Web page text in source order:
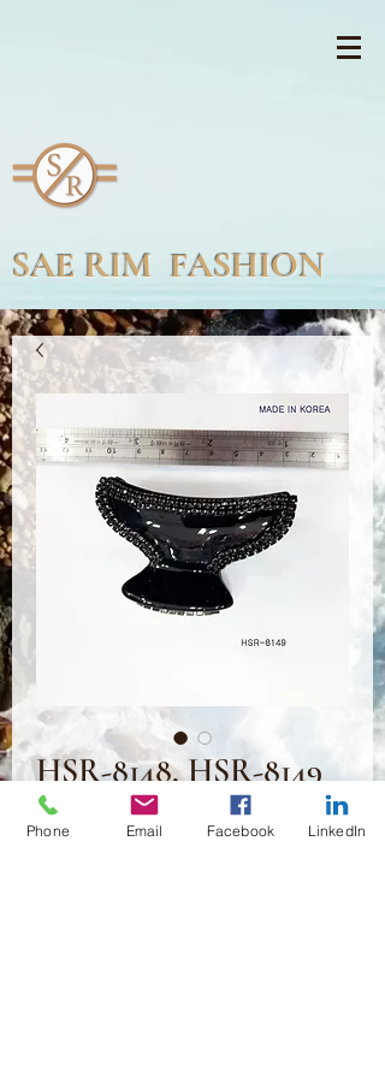
SAE RIM FASHION
HSR-8148, HSR-8149
3,50 $US Prix
Phone Email Facebook LinkedIn